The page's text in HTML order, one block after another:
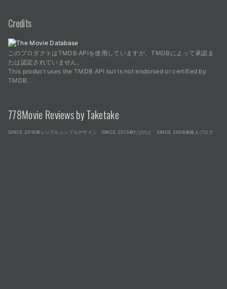
Credits
このプロダクトはTMDB APIを使用していますが、TMDBによって承認ま
たは認定されていません。
This product uses the TMDB API but is not endorsed or certified by
TMDB.
778Movie Reviews by Taketake
SINCE 2015©シンプルシンプルデザイン SINCE 2015©たびのと SINCE 2006©個人ブログ